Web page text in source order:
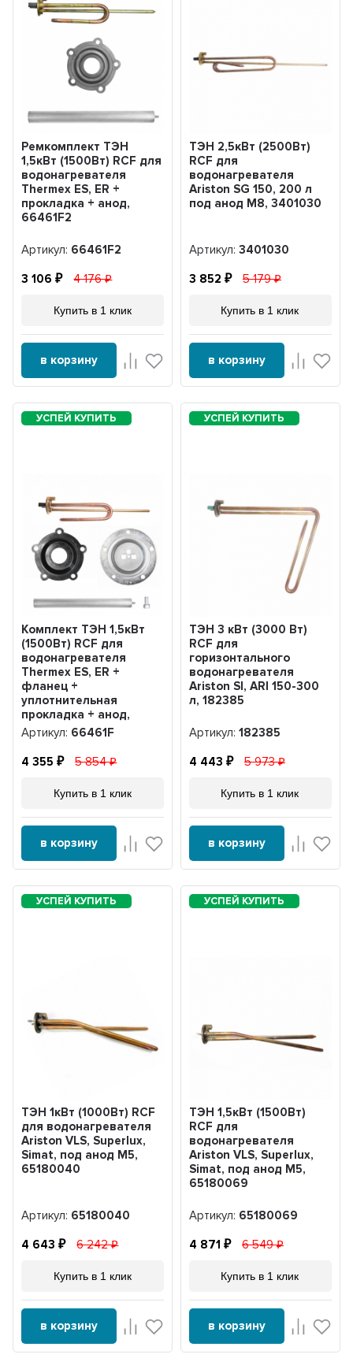
Ремкомплект ТЭН
1,5кВт (1500Вт) RCF для
водонагревателя
Thermex ES, ER +
прокладка + анод,
66461F2
Артикул: 66461F2
3 106 4 176
Купить в 1 клик
в корзину
ТЭН 2,5кВт (2500Вт)
RCF для
водонагревателя
Ariston SG 150, 200 л
под анод М8, 3401030
Артикул: 3401030
3 852 5 179
Купить в 1 клик
в корзину
Комплект ТЭН 1,5кВт
(1500Вт) RCF для
водонагревателя
Thermex ES, ER +
фланец +
уплотнительная
прокладка + анод,
66461F
Артикул: 66461F
4 355 5 854
Купить в 1 клик
в корзину
ТЭН 3 кВт (3000 Вт)
RCF для
горизонтального
водонагревателя
Ariston SI, ARI 150-300
л, 182385
Артикул: 182385
4 443 5 973
Купить в 1 клик
в корзину
ТЭН 1кВт (1000Вт) RCF
для водонагревателя
Ariston VLS, Superlux,
Simat, под анод М5,
65180040
Артикул: 65180040
4 643 6 242
Купить в 1 клик
в корзину
ТЭН 1,5кВт (1500Вт)
RCF для
водонагревателя
Ariston VLS, Superlux,
Simat, под анод М5,
65180069
Артикул: 65180069
4 871 6 549
Купить в 1 клик
в корзину